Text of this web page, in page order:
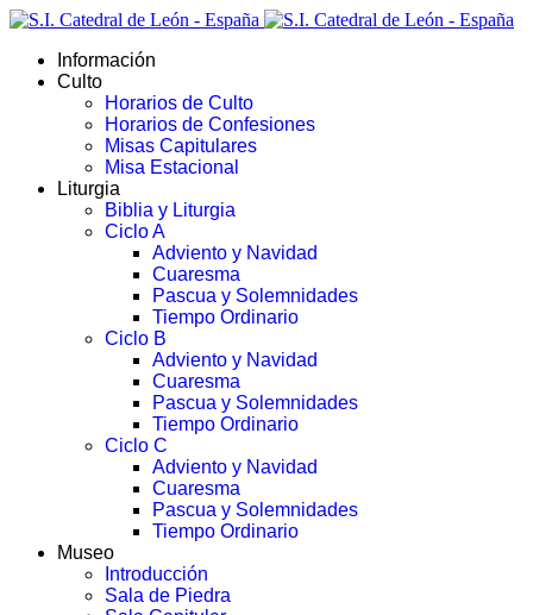
Información
Culto
Horarios de Culto
Horarios de Confesiones
Misas Capitulares
Misa Estacional
Liturgia
Biblia y Liturgia
Ciclo A
Adviento y Navidad
Cuaresma
Pascua y Solemnidades
Tiempo Ordinario
Ciclo B
Adviento y Navidad
Cuaresma
Pascua y Solemnidades
Tiempo Ordinario
Ciclo C
Adviento y Navidad
Cuaresma
Pascua y Solemnidades
Tiempo Ordinario
Museo
Introducción
Sala de Piedra